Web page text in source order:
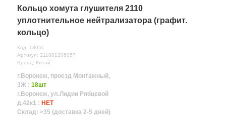
Кольцо хомута глушителя 2110
уплотнительное нейтрализатора (графит.
кольцо)
Код: 18051
Артикул: 211001206057
Бренд: Китай
г.Воронеж, проезд Монтажный,
3Ж : 18шт
г.Воронеж, ул.Лидии Рябцевой
д.42к1 : НЕТ
Склад: >35 (доставка 2-5 дней)